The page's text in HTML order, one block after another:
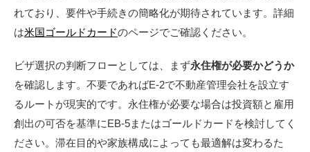
れており、要件や手続きの簡略化が期待されています。詳細
は米国ゴールドカードのページでご確認ください。
ビザ選択の判断フローとしては、まず永住権が必要かどうか
を確認します。不要であればE-2で不動産管理会社を設立す
るルートが現実的です。永住権が必要な場合は投資額と雇用
創出の可否を基準にEB-5またはゴールドカードを検討してく
ださい。滞在目的や家族構成によっても最適解は変わるた